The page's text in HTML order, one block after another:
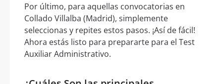
Por último, para aquellas convocatorias en
Collado Villalba (Madrid), simplemente
seleccionas y repites estos pasos. ¡Así de fácil!
Ahora estás listo para prepararte para el Test
Auxiliar Administrativo.